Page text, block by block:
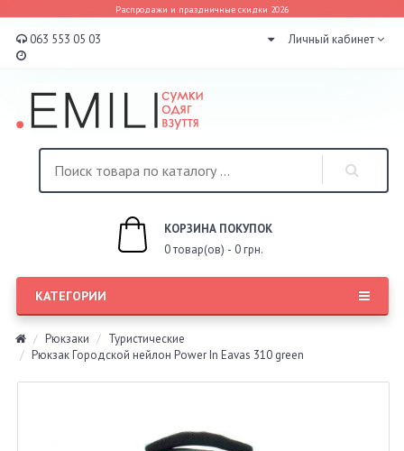
Распродажи и праздничные скидки 2026
063 553 05 03 Личный кабинет
КОРЗИНА ПОКУПОК
0 товар(ов) - 0 грн.
КАТЕГОРИИ
Рюкзаки
Туристические
Рюкзак Городской нейлон Power In Eavas 310 green